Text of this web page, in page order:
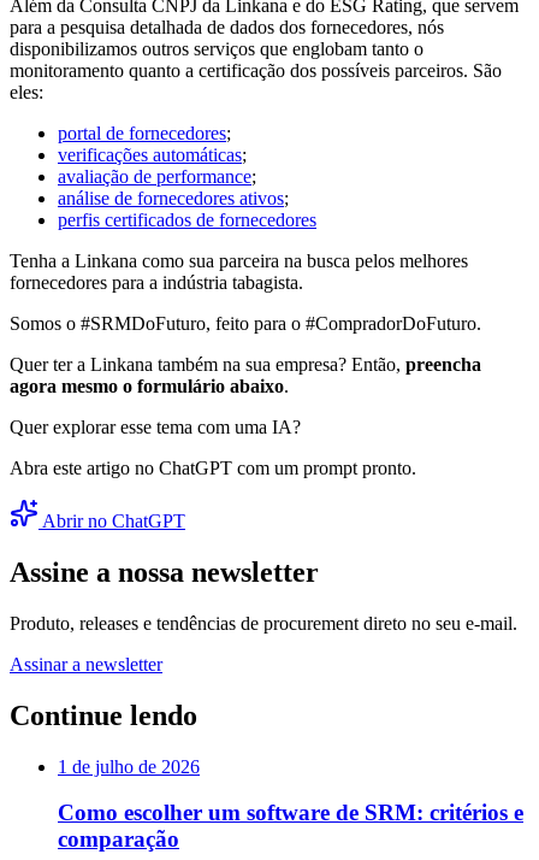
Além da Consulta CNPJ da Linkana e do ESG Rating, que servem
para a pesquisa detalhada de dados dos fornecedores, nós
disponibilizamos outros serviços que englobam tanto o
monitoramento quanto a certificação dos possíveis parceiros. São
eles:
portal de fornecedores;
verificações automáticas;
avaliação de performance;
análise de fornecedores ativos;
perfis certificados de fornecedores
Tenha a Linkana como sua parceira na busca pelos melhores
fornecedores para a indústria tabagista.
Somos o #SRMDoFuturo, feito para o #CompradorDoFuturo.
Quer ter a Linkana também na sua empresa? Então, preencha
agora mesmo o formulário abaixo.
Quer explorar esse tema com uma IA?
Abra este artigo no ChatGPT com um prompt pronto.
Abrir no ChatGPT
Assine a nossa newsletter
Produto, releases e tendências de procurement direto no seu e-mail.
Assinar a newsletter
Continue lendo
1 de julho de 2026
Como escolher um software de SRM: critérios e
comparação